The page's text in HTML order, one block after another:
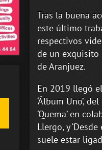
Tras la buena
este último
respectivos
de un exquisito
de Aranjuez.
En 2019 llegó
‘Álbum Uno’,
‘Quema’ en
Llergo, y
suele estar